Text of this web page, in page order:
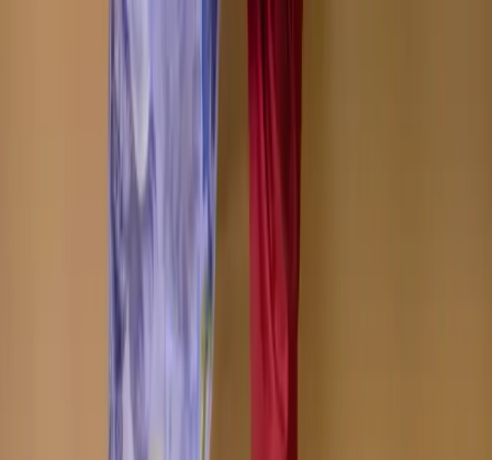
Company
Help Center
Returns and Refunds